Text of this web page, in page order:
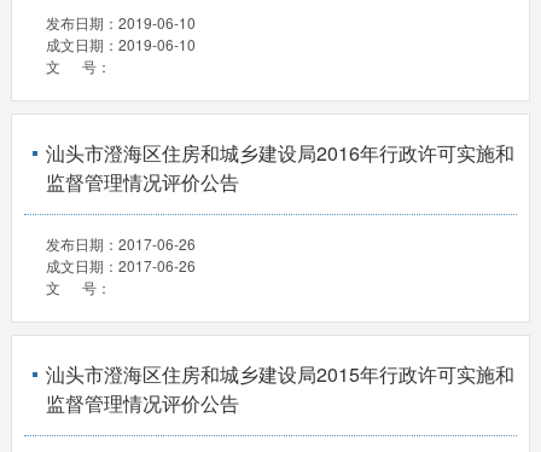
发布日期： 2019-06-10
成文日期： 2019-06-10
文 号：
汕头市澄海区住房和城乡建设局2016年行政许可实施和
监督管理情况评价公告
发布日期： 2017-06-26
成文日期： 2017-06-26
文 号：
汕头市澄海区住房和城乡建设局2015年行政许可实施和
监督管理情况评价公告